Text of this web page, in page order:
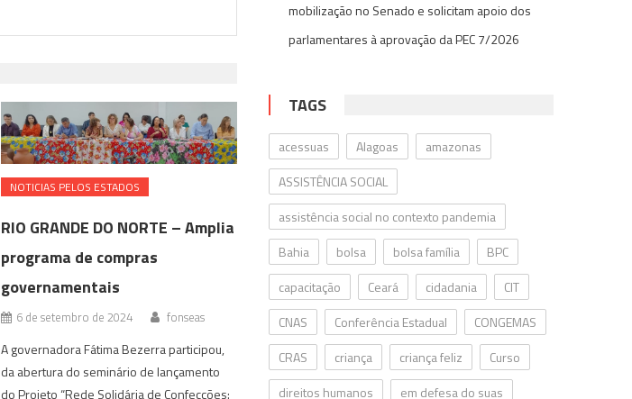
NOTICIAS PELOS ESTADOS
RIO GRANDE DO NORTE – Amplia
programa de compras
governamentais
6 de setembro de 2024 fonseas
A governadora Fátima Bezerra participou,
da abertura do seminário de lançamento
do Projeto “Rede Solidária de Confecções:
mobilização no Senado e solicitam apoio dos
parlamentares à aprovação da PEC 7/2026
TAGS
acessuas Alagoas
amazonas
ASSISTÊNCIA SOCIAL
assistência social no contexto pandemia
Bahia
bolsa bolsa família
BPC
capacitação
Ceará cidadania
CIT
CNAS
Conferência Estadual
CONGEMAS
CRAS
criança criança feliz
Curso
direitos humanos
em defesa do suas